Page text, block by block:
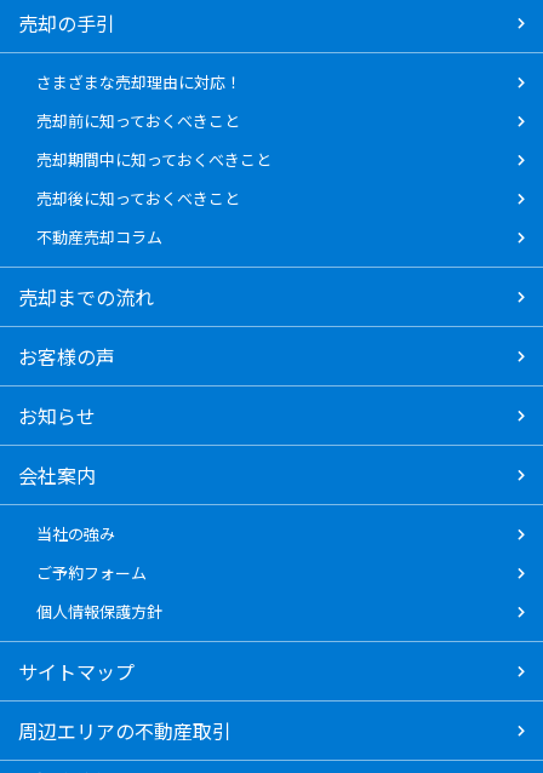
売却の手引
さまざまな売却理由に対応！
売却前に知っておくべきこと
売却期間中に知っておくべきこと
売却後に知っておくべきこと
不動産売却コラム
売却までの流れ
お客様の声
お知らせ
会社案内
当社の強み
ご予約フォーム
個人情報保護方針
サイトマップ
周辺エリアの不動産取引